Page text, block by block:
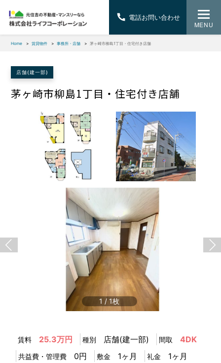
MENU
Home 賃貸物件 事務所・店舗 茅ヶ崎市柳島1丁目・住宅付き店舗
店舗(建一部)
茅ヶ崎市柳島1丁目・住宅付き店舗
1 / 1
賃料 25.3万円 種別 店舗(建一部) 間取 4DK
共益費・管理費 0円 敷金 1ヶ月 礼金 1ヶ月
電話お問い合わせ